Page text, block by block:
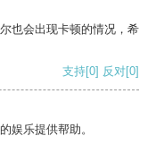
也会出现卡顿的情况，希
支持[0] 反对[0]
娱乐提供帮助。